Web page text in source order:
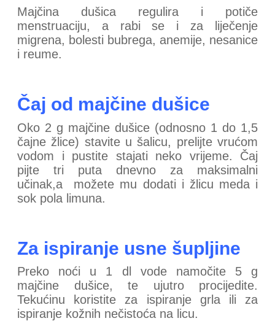
Majčina dušica regulira i potiče
menstruaciju, a rabi se i za liječenje
migrena, bolesti bubrega, anemije, nesanice
i reume.
Čaj od majčine dušice
Oko 2 g majčine dušice (odnosno 1 do 1,5
čajne žlice) stavite u šalicu, prelijte vrućom
vodom i pustite stajati neko vrijeme. Čaj
pijte tri puta dnevno za maksimalni
učinak,a možete mu dodati i žlicu meda i
sok pola limuna.
Za ispiranje usne šupljine
Preko noći u 1 dl vode namočite 5 g
majčine dušice, te ujutro procijedite.
Tekućinu koristite za ispiranje grla ili za
ispiranje kožnih nečistoća na licu.